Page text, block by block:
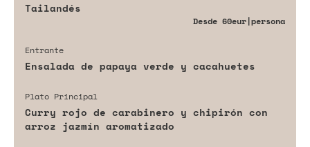
Tailandés
Desde 60eur|persona
Entrante
Ensalada de papaya verde y cacahuetes
Plato Principal
Curry rojo de carabinero y chipirón con
arroz jazmín aromatizado